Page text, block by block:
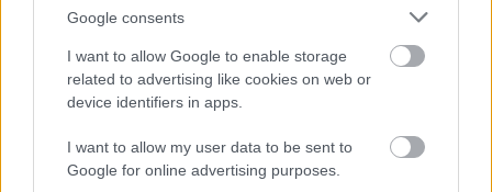
Google consents
I want to allow Google to enable storage
related to advertising like cookies on web or
device identifiers in apps.
I want to allow my user data to be sent to
Google for online advertising purposes.
SZTÁRHÍREK
Másnapos vagy? 10 módszer, ami a
sztároknak is bevált